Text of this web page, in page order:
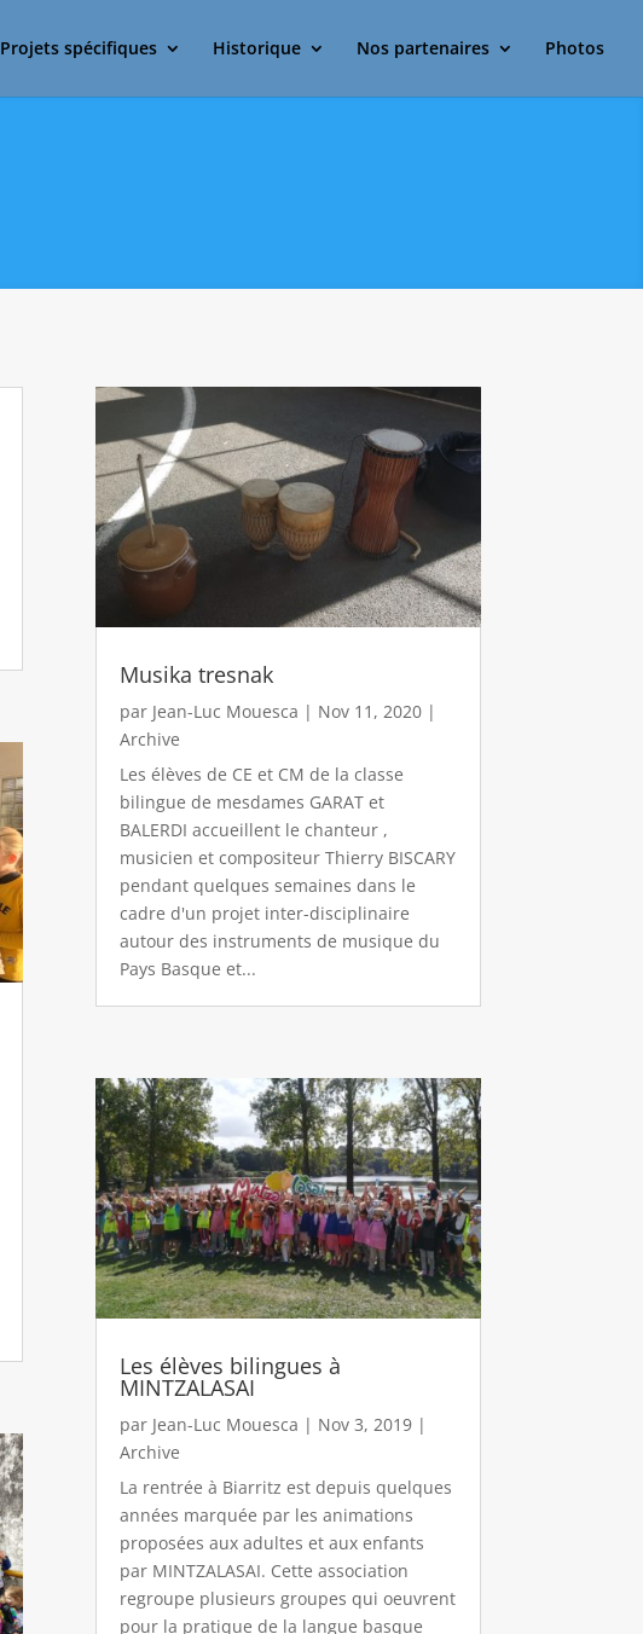
Projets spécifiques Historique Nos partenaires Photos
Musika tresnak
par Jean-Luc Mouesca | Nov 11, 2020|
Archive
Les élèves de CE et CM de la classe
bilingue de mesdames GARAT et
BALERDI accueillent le chanteur ,
musicien et compositeur Thierry BISCARY
pendant quelques semaines dans le
cadre d'un projet inter-disciplinaire
autour des instruments de musique du
Pays Basque et...
Les élèves bilingues à
MINTZALASAI
par Jean-Luc Mouesca | Nov 3, 2019|
Archive
La rentrée à Biarritz est depuis quelques
années marquée par les animations
proposées aux adultes et aux enfants
par MINTZALASAI. Cette association
regroupe plusieurs groupes qui oeuvrent
pour la pratique de la langue basque